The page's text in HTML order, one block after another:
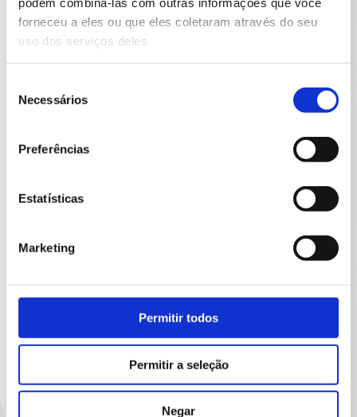
forneceu a eles ou que eles coletaram através do seu
uso dos serviços deles
Necessários
Preferências
Estatísticas
Marketing
Permitir todos
Permitir a seleção
Negar
15
Anos de Experiência